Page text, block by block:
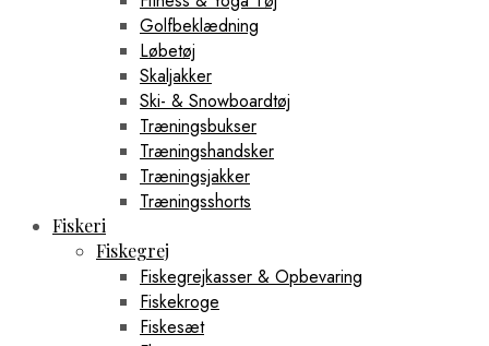
Golfbeklædning
Løbetøj
Skaljakker
Ski- & Snowboardtøj
Træningsbukser
Træningshandsker
Træningsjakker
Træningsshorts
Fiskeri
Fiskegrej
Fiskegrejkasser & Opbevaring
Fiskekroge
Fiskesæt